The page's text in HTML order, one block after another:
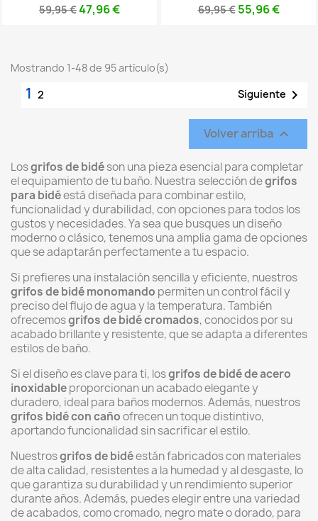
59,95 €47,96 € 69,95 € 55,96 €
Mostrando 1-48 de 95 artículo(s)
1 2 Siguiente 
Volver arriba 
Losgrifos de bidéson una pieza esencial para completar
el equipamiento de tu baño. Nuestra selección degrifos
para bidéestá diseñada para combinar estilo,
funcionalidad y durabilidad, con opciones para todos los
gustos y necesidades. Ya sea que busques un diseño
moderno o clásico, tenemos una amplia gama de opciones
que se adaptarán perfectamente a tu espacio.
Si prefieres una instalación sencilla y eficiente, nuestros
grifos de bidé monomando permiten un control fácil y
preciso del flujo de agua y la temperatura. También
ofrecemosgrifos de bidé cromados, conocidos por su
acabado brillante y resistente, que se adapta a diferentes
estilos de baño.
Si el diseño es clave para ti, losgrifos de bidé de acero
inoxidableproporcionan un acabado elegante y
duradero, ideal para baños modernos. Además, nuestros
grifos bidé con cañoofrecen un toque distintivo,
aportando funcionalidad sin sacrificar el estilo.
Nuestrosgrifos de bidéestán fabricados con materiales
de alta calidad, resistentes a la humedad y al desgaste, lo
que garantiza su durabilidad y un rendimiento superior
durante años. Además, puedes elegir entre una variedad
de acabados, como cromado, negro mate o dorado, para